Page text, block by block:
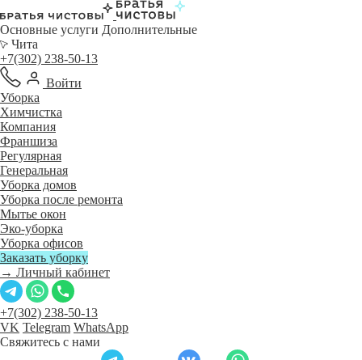
Основные услуги Дополнительные
Чита
+7(302) 238-50-13
Войти
Уборка
Химчистка
Компания
Франшиза
Регулярная
Генеральная
Уборка домов
Уборка после ремонта
Мытье окон
Эко-уборка
Уборка офисов
Заказать уборку
→ Личный кабинет
+7(302) 238-50-13
VK Telegram WhatsApp
Свяжитесь с нами